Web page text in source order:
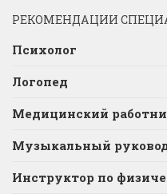
РЕКОМЕНДАЦИИ
Психолог
Логопед
Медицинский
Музыкальный
Инструктор по